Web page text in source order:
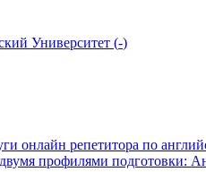
Университет (-)
онлайн репетитора по
профилями подготовки: